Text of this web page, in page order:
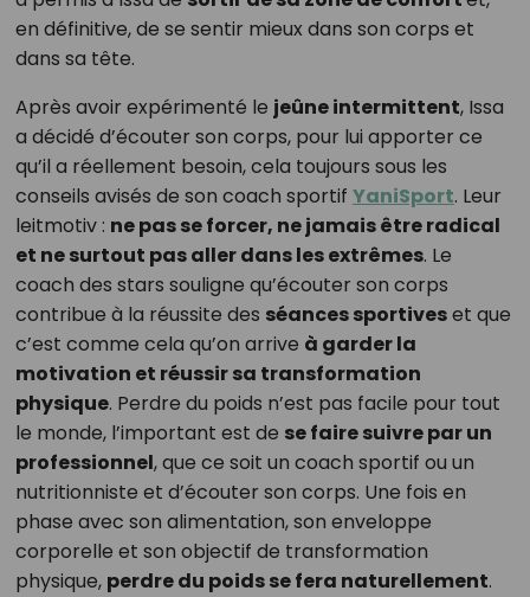
en définitive, de se sentir mieux dans son corps et
dans sa tête.
Après avoir expérimenté le jeûne intermittent, Issa
a décidé d’écouter son corps, pour lui apporter ce
qu’il a réellement besoin, cela toujours sous les
conseils avisés de son coach sportif YaniSport. Leur
leitmotiv : ne pas se forcer, ne jamais être radical
et ne surtout pas aller dans les extrêmes. Le
coach des stars souligne qu’écouter son corps
contribue à la réussite des séances sportiveset que
c’est comme cela qu’on arrive à garder la
motivation et réussir sa transformation
physique. Perdre du poids n’est pas facile pour tout
le monde, l’important est de se faire suivre par un
professionnel, que ce soit un coach sportif ou un
nutritionniste et d’écouter son corps. Une fois en
phase avec son alimentation, son enveloppe
corporelle et son objectif de transformation
physique, perdre du poids se fera naturellement.